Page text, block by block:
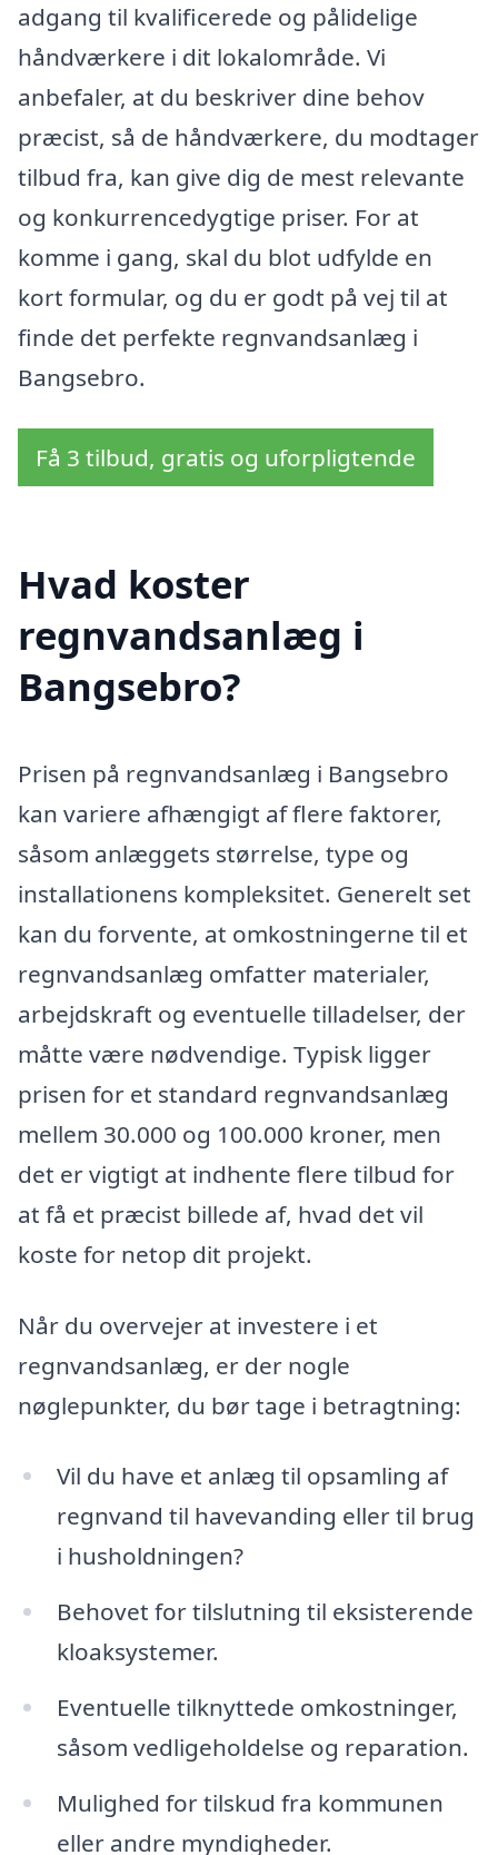
adgang til kvalificerede og pålidelige
håndværkere i dit lokalområde. Vi
anbefaler, at du beskriver dine behov
præcist, så de håndværkere, du modtager
tilbud fra, kan give dig de mest relevante
og konkurrencedygtige priser. For at
komme i gang, skal du blot udfylde en
kort formular, og du er godt på vej til at
finde det perfekte regnvandsanlæg i
Bangsebro.
Få 3 tilbud, gratis og uforpligtende
Hvad koster
regnvandsanlæg i
Bangsebro?
Prisen på regnvandsanlæg i Bangsebro
kan variere afhængigt af flere faktorer,
såsom anlæggets størrelse, type og
installationens kompleksitet. Generelt set
kan du forvente, at omkostningerne til et
regnvandsanlæg omfatter materialer,
arbejdskraft og eventuelle tilladelser, der
måtte være nødvendige. Typisk ligger
prisen for et standard regnvandsanlæg
mellem 30.000 og 100.000 kroner, men
det er vigtigt at indhente flere tilbud for
at få et præcist billede af, hvad det vil
koste for netop dit projekt.
Når du overvejer at investere i et
regnvandsanlæg, er der nogle
nøglepunkter, du bør tage i betragtning:
Vil du have et anlæg til opsamling af
regnvand til havevanding eller til brug
i husholdningen?
Behovet for tilslutning til eksisterende
kloaksystemer.
Eventuelle tilknyttede omkostninger,
såsom vedligeholdelse og reparation.
Mulighed for tilskud fra kommunen
eller andre myndigheder.